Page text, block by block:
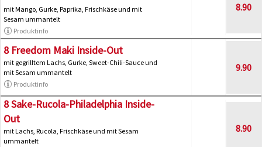
mit Mango, Gurke, Paprika, Frischkäse und mit
Sesam ummantelt
Produktinfo
8.90
8 Freedom Maki Inside-Out
mit gegrilltem Lachs, Gurke, Sweet-Chili-Sauce und
mit Sesam ummantelt
Produktinfo
9.90
8 Sake-Rucola-Philadelphia Inside-
Out
mit Lachs, Rucola, Frischkäse und mit Sesam
ummantelt
8.90